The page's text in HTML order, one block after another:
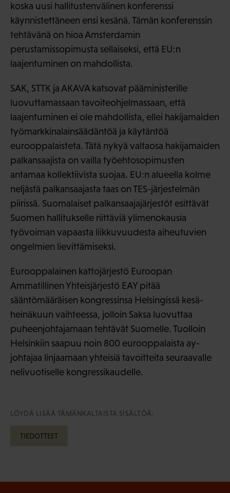
koska uusi hallitustenvälinen konferenssi
käynnistettäneen ensi kesänä. Tämän konferenssin
tehtävänä on hioa Amsterdamin
perustamissopimusta sellaiseksi, että EU:n
laajentuminen on mahdollista.
SAK, STTK ja AKAVA katsovat pääministerille
luovuttamassaan tavoiteohjelmassaan, että
laajentuminen ei ole mahdollista, ellei hakijamaiden
työmarkkinalainsäädäntöä ja käytäntöä
eurooppalaisteta. Tätä nykyä valtaosa hakijamaiden
palkansaajista on vailla työehtosopimusten
antamaa kollektiivista suojaa. EU:n alueella kolme
neljästä palkansaajasta taas on TES-järjestelmän
piirissä. Suomalaiset palkansaajajärjestöt esittävät
Suomen hallitukselle riittäviä ylimenokausia
työvoiman vapaasta liikkuvuudesta aiheutuvien
ongelmien lievittämiseksi.
Eurooppalainen kattojärjestö Euroopan
Ammatillinen Yhteisjärjestö EAY pitää
sääntömääräisen kongressinsa Helsingissä kesä-
heinäkuun vaihteessa, jolloin Saksa luovuttaa
puheenjohtajamaan tehtävät Suomelle. Tuolloin
Helsinkiin saapuu noin 800 eurooppalaista ay-
johtajaa linjaamaan yhteisiä tavoitteita seuraavalle
nelivuotiselle kongressikaudelle.
LÖYDÄ LISÄÄ TÄMÄNKALTAISTA SISÄLTÖÄ:
TIEDOTTEET